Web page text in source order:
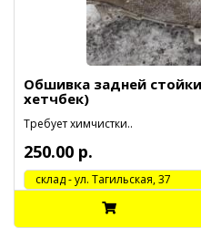
Обшивка задней
хетчбек)
Требует химчистки..
250.00 р.
cклад - ул. Тагильская, 37